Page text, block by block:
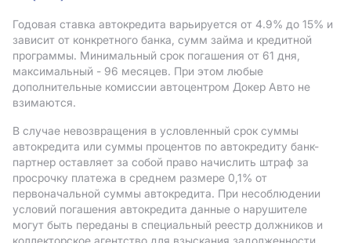
Годовая ставка автокредита варьируется от 4.9% до 15% и
зависит от конкретного банка, сумм займа и кредитной
программы. Минимальный срок погашения от 61 дня,
максимальный - 96 месяцев. При этом любые
дополнительные комиссии автоцентром Докер Авто не
взимаются.
В случае невозвращения в условленный срок суммы
автокредита или суммы процентов по автокредиту банк-
партнер оставляет за собой право начислить штраф за
просрочку платежа в среднем размере 0,1% от
первоначальной суммы автокредита. При несоблюдении
условий погашения автокредита данные о нарушителе
могут быть переданы в специальный реестр должников и
коллекторское агентство для взыскания задолженности.